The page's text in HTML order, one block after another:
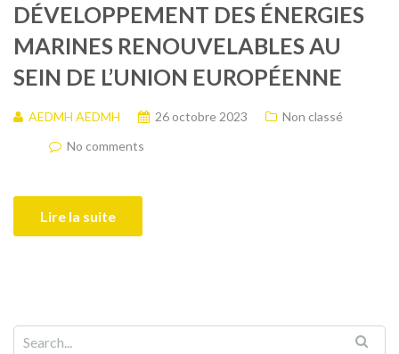
DÉVELOPPEMENT DES ÉNERGIES
MARINES RENOUVELABLES AU
SEIN DE L’UNION EUROPÉENNE
AEDMH AEDMH 26 octobre 2023
Non classé
No comments
Lire la suite